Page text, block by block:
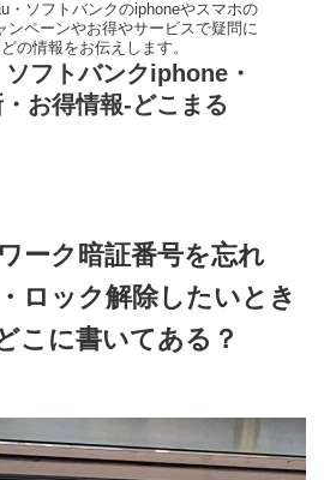
・ソフトバンクのiphoneやスマホの
ンペーンやお得やサービスで疑問に
の情報をお伝えします。
ソフトバンクiphone・
お得情報-どこまる
ーク暗証番号を忘れ
ロック解除したいとき
こに書いてある？